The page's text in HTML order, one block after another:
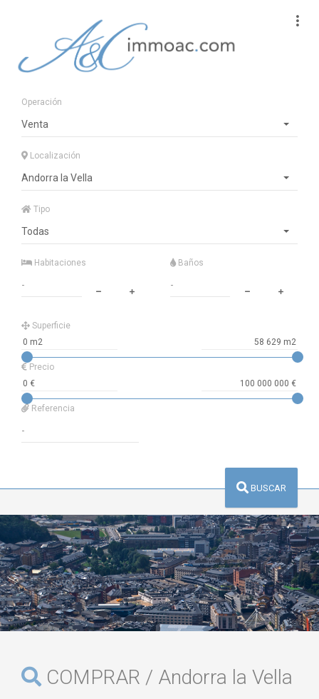
Operación
Venta
Localización
Andorra la Vella
Tipo
Todas
Habitaciones Baños
Superficie
Precio
Referencia
BUSCAR
COMPRAR / Andorra la Vella